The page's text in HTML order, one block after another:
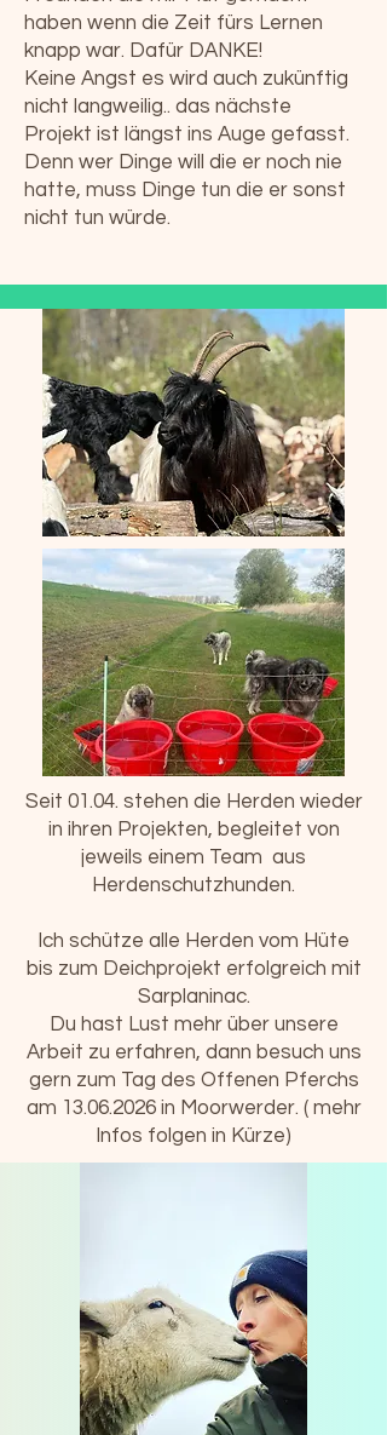
haben wenn die Zeit fürs Lernen
knapp war. Dafür DANKE!
Keine Angst es wird auch zukünftig
nicht langweilig.. das nächste
Projekt ist längst ins Auge gefasst.
Denn wer Dinge will die er noch nie
hatte, muss Dinge tun die er sonst
nicht tun würde.
Seit 01.04. stehen die Herden wieder
in ihren Projekten, begleitet von
jeweils einem Team aus
Herdenschutzhunden.
Ich schütze alle Herden vom Hüte
bis zum Deichprojekt erfolgreich mit
Sarplaninac.
Du hast Lust mehr über unsere
Arbeit zu erfahren, dann besuch uns
gern zum Tag des Offenen Pferchs
am 13.06.2026in Moorwerder. ( mehr
Infos folgen in Kürze)